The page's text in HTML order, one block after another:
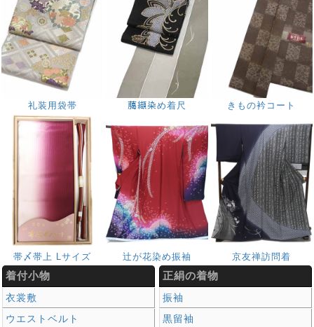
礼装用袋帯 﨟纈染め着尺 きもの衿コート
帯〆帯上 Lサイズ 辻が花染め振袖 京友禅訪問着
着付小物
衣裳敷
ウエストベルト
正絹の着物
振袖
黒留袖